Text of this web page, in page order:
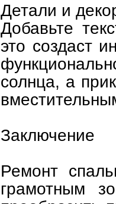
Детали и
Добавьте
это создаст
солнца, а
Заключение
Ремонт
грамотным